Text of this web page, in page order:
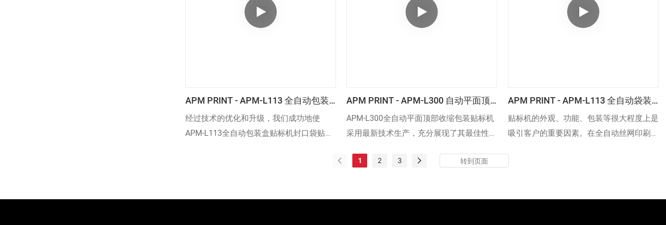
APM PRINT - APM-L113 全自动包装
盒贴标机封口袋贴标机贴标机
经过技术的优化和升级，我们成功地使
APM-L113全自动包装盒贴标机封口袋贴标
APM PRINT - APM-L300 自动平面顶
部收缩包装贴标机
APM-L300全自动平面顶部收缩包装贴标机
采用最新技术生产，充分展现了其最佳性
明，该产品比市场上其他产品体现出更优异
APM PRINT - APM-L113 全自动袋装
贴标机 信封标签贴标机 贴标机
贴标机的外观、功能、包装等很大程度上是
吸引客户的重要因素。在全自动丝网印刷机
1 2 3